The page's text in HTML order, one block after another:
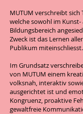
MUTUM verschreibt
welche sowohl im Kunst-
Bildungsbereich
Zweck ist das Lernen
Publikum miteinschliesst.
Im Grundsatz
von MUTUM einem
volksnah, interaktiv
ausgerichtet ist und
Kongruenz, proaktive
gewaltfreie